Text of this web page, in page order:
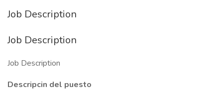
Job Description
Job Description
Job Description
Descripcin del puesto